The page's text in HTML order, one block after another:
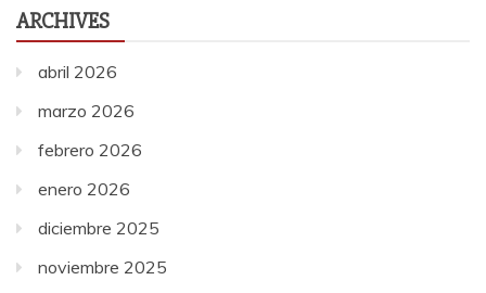
ARCHIVES
abril 2026
marzo 2026
febrero 2026
enero 2026
diciembre 2025
noviembre 2025